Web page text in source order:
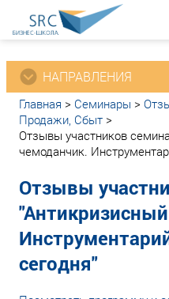
НАПРАВЛЕНИЯ
Главная > Семинары >
Продажи, Сбыт >
Отзывы участников
чемоданчик.
Отзывы
сегодня"